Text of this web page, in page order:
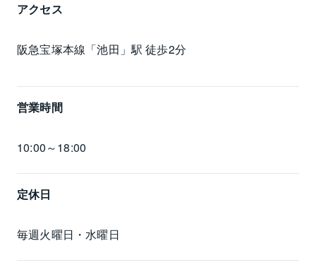
アクセス
阪急宝塚本線「池田」駅 徒歩2分
営業時間
10:00～18:00
定休日
毎週火曜日・水曜日